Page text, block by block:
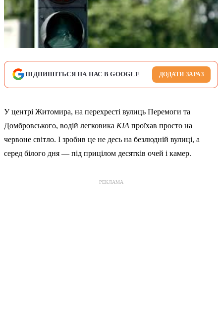
ПІДПИШІТЬСЯ НА НАС В GOOGLE ДОДАТИ ЗАРАЗ
У центрі Житомира, на перехресті вулиць Перемоги та
Домбровського, водій легковика KIA проїхав просто на
червоне світло. І зробив це не десь на безлюдній вулиці, а
серед білого дня — під прицілом десятків очей і камер.
РЕКЛАМА